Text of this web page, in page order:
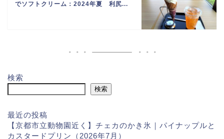
でソフトクリーム：2024年夏 利尻...
検索
検索
最近の投稿
【京都市立動物園近く】チェカのかき氷｜パイナップルと
カスタードプリン（2026年7月）